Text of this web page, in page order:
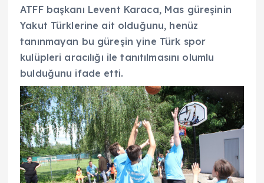
ATFF başkanı Levent Karaca, Mas güreşinin
Yakut Türklerine ait olduğunu, henüz
tanınmayan bu güreşin yine Türk spor
kulüpleri aracılığı ile tanıtılmasını olumlu
bulduğunu ifade etti.